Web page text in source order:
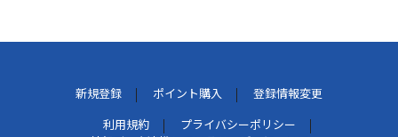
新規登録 ポイント購入
登録情報変更
利用規約
プライバシーポリシー